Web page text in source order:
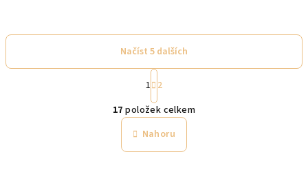
O
v
l
á
Načíst 5 dalších
S
t
r
á
n
k
o
1 2
17 položek celkem
Nahoru